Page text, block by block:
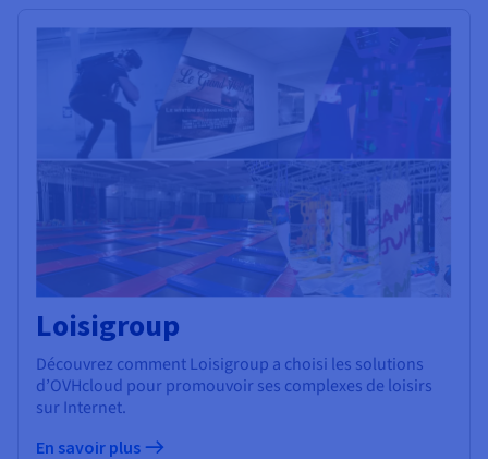
Loisigroup
Découvrez comment Loisigroup a choisi les solutions
d’OVHcloud pour promouvoir ses complexes de loisirs
sur Internet.
En savoir plus